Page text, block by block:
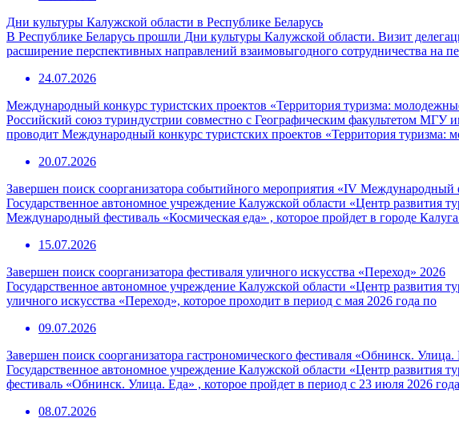
Дни культуры Калужской области в Республике Беларусь
В Республике Беларусь прошли Дни культуры Калужской области. Визит
расширение перспективных направлений взаимовыгодного сотрудничества на
24.07.2026
Международный конкурс туристских проектов «Территория туризма:
Российский союз туриндустрии совместно с Географическим факультетом
проводит Международный конкурс туристских проектов «Территория
20.07.2026
Завершен поиск соорганизатора событийного мероприятия «IV Международный
Государственное автономное учреждение Калужской области «Центр
Международный фестиваль «Космическая еда» , которое пройдет в городе
15.07.2026
Завершен поиск соорганизатора фестиваля уличного искусства «Переход» 2026
Государственное автономное учреждение Калужской области «Центр развития
уличного искусства «Переход», которое проходит в период с мая 2026 года по
09.07.2026
Завершен поиск соорганизатора гастрономического фестиваля «Обнинск. Улица.
Государственное автономное учреждение Калужской области «Центр развития
фестиваль «Обнинск. Улица. Еда» , которое пройдет в период с 23 июля 2026 года
08.07.2026